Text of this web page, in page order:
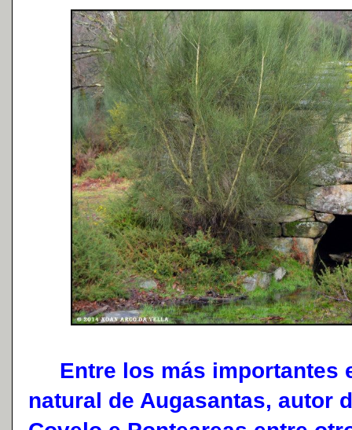
Entre los más importantes
natural de Augasantas, autor